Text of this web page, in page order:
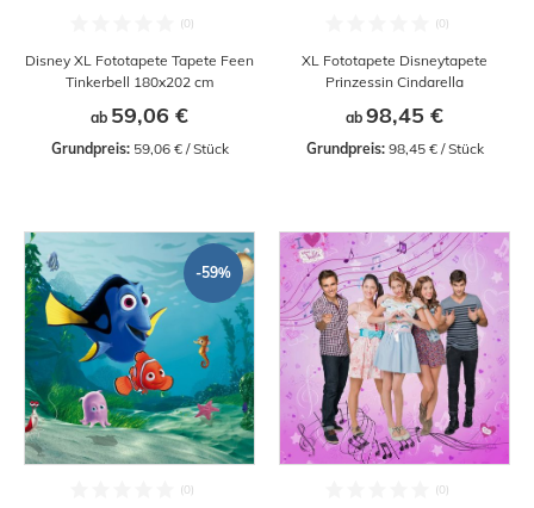
Disney XL Fototapete Tapete Feen
Tinkerbell 180x202 cm
ab 59,06 €
Grundpreis: 59,06 € / Stück
XL Fototapete Disneytapete
Prinzessin Cindarella
ab 98,45 €
Grundpreis: 98,45 € / Stück
-59%